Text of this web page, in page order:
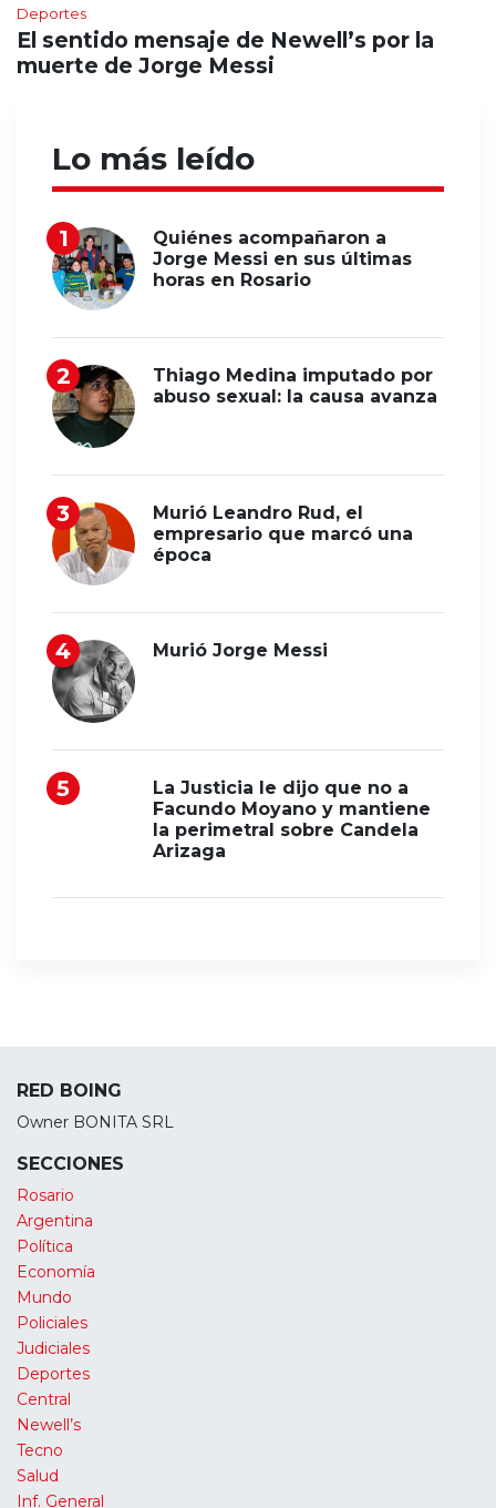
Deportes
El sentido mensaje de Newell’s por la
muerte de Jorge Messi
Lo más leído
Quiénes acompañaron a
Jorge Messi en sus últimas
horas en Rosario
Thiago Medina imputado por
abuso sexual: la causa avanza
Murió Leandro Rud, el
empresario que marcó una
época
Murió Jorge Messi
La Justicia le dijo que no a
Facundo Moyano y mantiene
la perimetral sobre Candela
Arizaga
RED BOING
Owner BONITA SRL
SECCIONES
Rosario
Argentina
Política
Economía
Mundo
Policiales
Judiciales
Deportes
Central
Newell’s
Tecno
Salud
Inf. General